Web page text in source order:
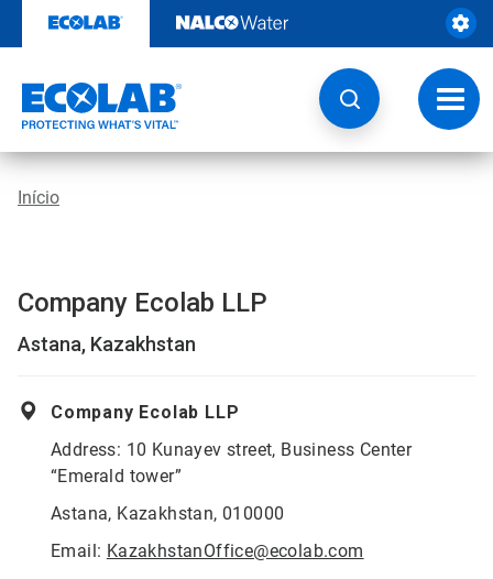
o
Início
Company Ecolab LLP
Astana, Kazakhstan
Company Ecolab LLP
Address: 10 Kunayev street, Business Center
“Emerald tower”
Astana, Kazakhstan, 010000
Email: KazakhstanOffice@ecolab.com